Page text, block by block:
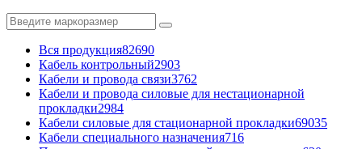
Вся продукция82690
Кабель контрольный2903
Кабели и провода связи3762
Кабели и провода силовые для нестационарной
прокладки2984
Кабели силовые для стационарной прокладки69035
Кабели специального назначения716